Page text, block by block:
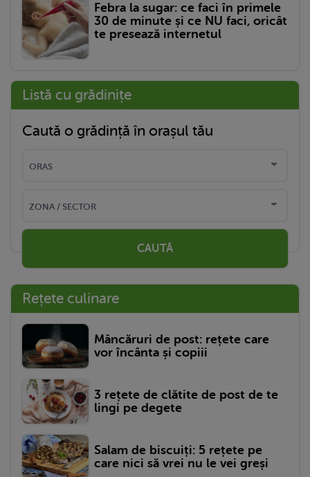
Febra la sugar: ce faci în primele
30 de minute și ce NU faci, oricât
te presează internetul
Listă cu grădinițe
Caută o grădință în orașul tău
CAUTĂ
Rețete culinare
Mâncăruri de post: rețete care
vor încânta și copiii
3 rețete de clătite de post de te
lingi pe degete
Salam de biscuiți: 5 rețete pe
care nici să vrei nu le vei greși